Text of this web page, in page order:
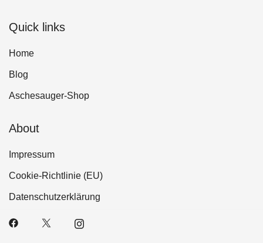
Quick links
Home
Blog
Aschesauger-Shop
About
Impressum
Cookie-Richtlinie (EU)
Datenschutzerklärung